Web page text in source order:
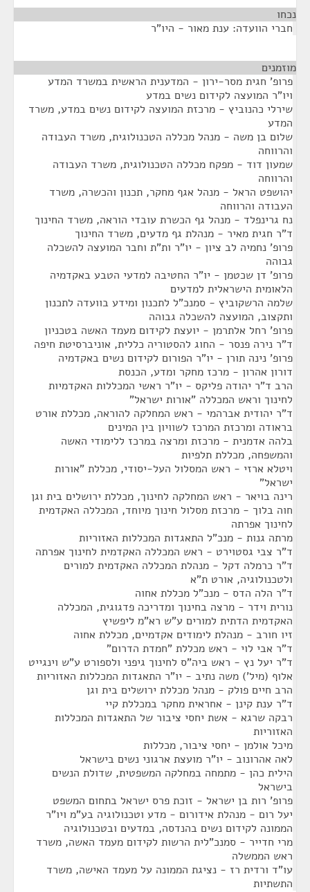
נכחו
חברי הוועדה: ענת מאור - היו"ר
מוזמנים
פרופ' חגית מסר-ירון - המדענית הראשית במשרד המדע
ויו"ר המועצה לקידום נשים במדע
שירלי כהנוביץ - מרכזת המועצה לקידום נשים במדע, משרד
המדע
שלום בן משה - מנהל מכללה הטכנולוגית, משרד העבודה
והרווחה
שמעון דוד - מפקח מכללה הטכנולוגית, משרד העבודה
והרווחה
יהושפט הראל - מנהל אגף מחקר, תכנון והכשרה, משרד
העבודה והרווחה
נח גרינפלד - מנהל גף הכשרת עובדי הוראה, משרד החינוך
ד"ר חגית מאיר - מנהלת גף מדעים, משרד החינוך
פרופ' נחמיה לב ציון - יו"ר ות"ת וחבר המועצה להשכלה
גבוהה
פרופ' דן שכטמן - יו"ר החטיבה למדעי הטבע באקדמיה
הלאומית הישראלית למדעים
שלמה הרשקוביץ - סמנכ"ל לתכנון ומידע בוועדה לתכנון
ותקצוב, המועצה להשכלה גבוהה
פרופ' רחל אלתרמן - יועצת לקידום מעמד האשה בטכניון
ד"ר נירה פנסר - החוג להסטוריה כללית, אוניברסיטת חיפה
פרופ' נינה תורן - יו"ר הפורום לקידום נשים באקדמיה
דורון אהרון - מרכז מחקר ומדע, הכנסת
הרב ד"ר יהודה פליקס - יו"ר ראשי המכללות האקדמיות
לחינוך וראש המכללה "אורות ישראל"
ד"ר יהודית אברהמי - ראש המחלקה להוראה, מכללת אורט
בראודה ומרכזת המרכז לשוויון בין המינים
בלהה אדמנית - מרכזת ומרצה במרכז ללימודי האשה
והמשפחה, מכללת תלפיות
ויטלא ארזי - ראש המסלול העל-יסודי, מכללת "אורות
ישראל"
רינה בויאר - ראש המחלקה לחינוך, מכללת ירושלים בית וגן
חוה בלוך - מרכזת מסלול חינוך מיוחד, המכללה האקדמית
לחינוך אפרתה
מרתה גנות - מנכ"ל התאגדות המכללות האזוריות
ד"ר צבי גסטוירט - ראש המכללה האקדמית לחינוך אפרתה
ד"ר כרמלה דקל - מנהלת המכללה האקדמית למורים
ולטכנולוגיה, אורט ת"א
ד"ר הלה הדס - מנכ"ל מכללת אחוה
נורית וידר - מרצה בחינוך ומדריכה פדגוגית, המכללה
האקדמית הדתית למורים ע"ש רא"מ ליפשיץ
זיו חורב - מנהלת לימודים אקדמיים, מכללת אחוה
ד"ר אבי לוי - ראש מכללת "חמדת הדרום"
ד"ר יעל נץ - ראש ביה"ס לחינוך גיפני ולספורט ע"ש וינגייט
אלוף (מיל') משה נתיב - יו"ר התאגדות המכללות האזוריות
הרב חיים פולק - מנהל מכללת ירושלים בית וגן
ד"ר ענת קינן - אחראית מחקר במכללת קיי
רבקה שרגא - אשת יחסי ציבור של התאגדות המכללות
האזוריות
מיכל אולמן - יחסי ציבור, מכללות
לאה אהרונוב - יו"ר מועצת ארגוני נשים בישראל
הילית כהן - מתמחה במחלקה המשפטית, שדולת הנשים
בישראל
פרופ' רות בן ישראל - זוכת פרס ישראל בתחום המשפט
יעל רום - מנהלת אידורום - מדע וטכנולוגיה בע"מ ויו"ר
הממונה לקידום נשים בהנדסה, במדעים ובטכנולוגיה
מרי חדייר - סמנכ"לית הרשות לקידום מעמד האשה, משרד
ראש הממשלה
עו"ד ורדית רז - נציגת הממונה על מעמד האישה, משרד
התשתיות